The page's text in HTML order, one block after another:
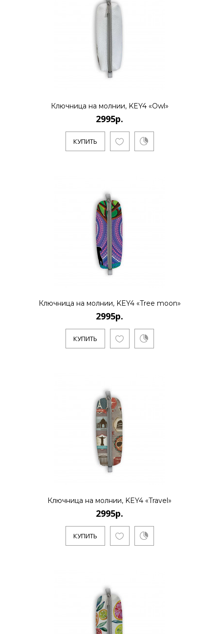
Ключница на молнии, KEY4 «Owl»
2995р.
КУПИТЬ
Ключница на молнии, KEY4 «Tree moon»
2995р.
КУПИТЬ
Ключница на молнии, KEY4 «Travel»
2995р.
КУПИТЬ